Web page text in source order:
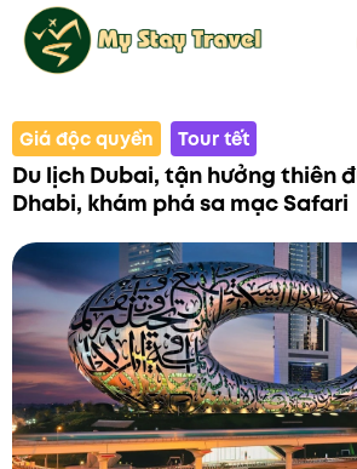
Skip
content
Giá độc quyền Tour tết
Du lịch Dubai, tận hưởng thiên
Dhabi, khám phá sa mạc Safari